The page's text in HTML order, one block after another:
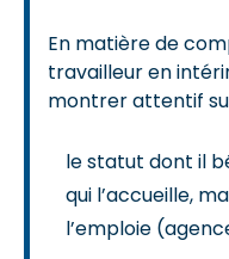
En matière de
travailleur en
montrer attentif
le statut dont il
qui l’accueille,
l’emploie